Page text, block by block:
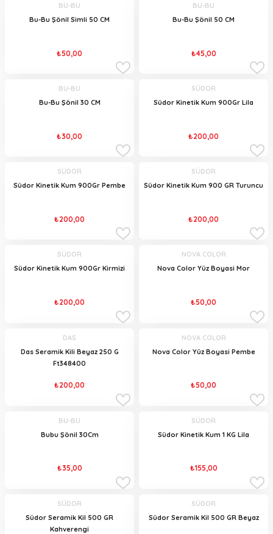
BU-BU
Bu-Bu Şönil Simli 50 CM
₺50,00
BU-BU
Bu-Bu Şönil 50 CM
₺45,00
BU-BU
Bu-Bu Şönil 30 CM
₺30,00
SÜDOR
Südor Kinetik Kum 900Gr Lila
₺200,00
SÜDOR
Südor Kinetik Kum 900Gr Pembe
₺200,00
SÜDOR
Südor Kinetik Kum 900 GR Turuncu
₺200,00
SÜDOR
Südor Kinetik Kum 900Gr Kirmizi
₺200,00
NOVA COLOR
Nova Color Yüz Boyasi Mor
₺50,00
DAS
Das Seramik Kili Beyaz 250 G
Ft348400
₺200,00
NOVA COLOR
Nova Color Yüz Boyasi Pembe
₺50,00
BU-BU
Bubu Şönil 30Cm
₺35,00
SÜDOR
Südor Kinetik Kum 1 KG Lila
₺155,00
SÜDOR
Südor Seramik Kil 500 GR
Kahverengi
SÜDOR
Südor Seramik Kil 500 GR Beyaz